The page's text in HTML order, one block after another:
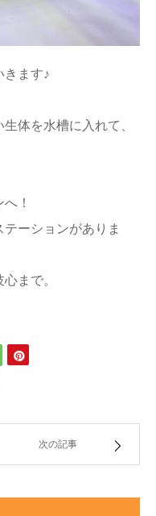
ます♪
体を水槽に入れて、
！
ーションがありま
まで。
次の記事